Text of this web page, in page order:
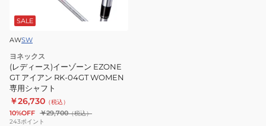
ゾ
EZONE
GT
ア
イ
ア
SALE
AWSW
ヨネックス
(レディース)イーゾーン EZONE
GT アイアン RK-04GT WOMEN
専用シャフト
￥26,730 （税込）
10%OFF ￥29,700（税込）
243ポイント